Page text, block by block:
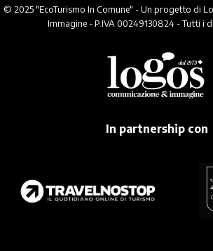
© 2025 "EcoTurismo In Comune" - Un progetto di
Immagine - P.IVA 00249130824 - Tutti i
In partnership con